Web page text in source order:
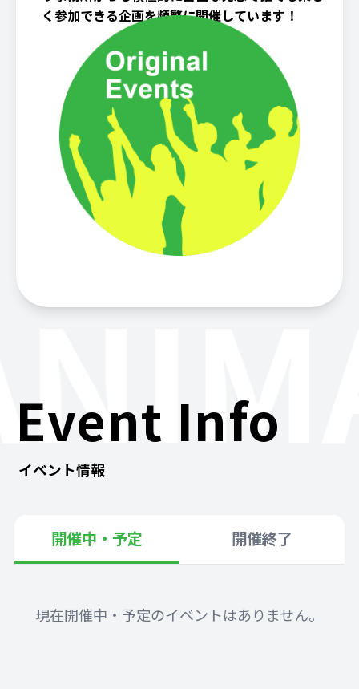
く参加できる企画を頻繁に開催しています！
Event Info
イベント情報
開催中・予定 開催終了
現在開催中・予定のイベントはありません。